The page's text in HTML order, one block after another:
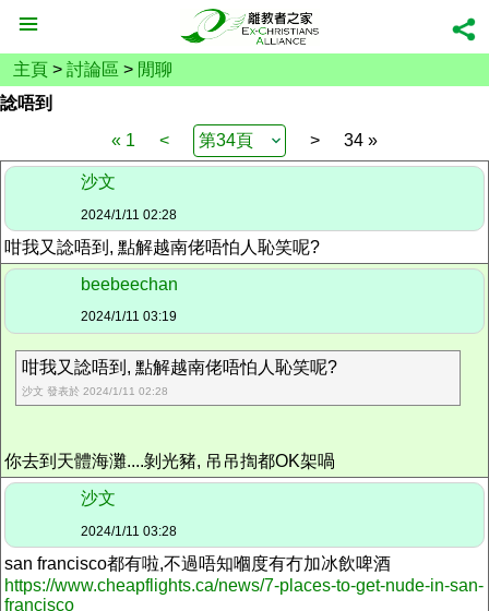
主頁 > 討論區 > 閒聊
諗唔到
« 1
< > 34 »
沙文
2024/1/11 02:28
咁我又諗唔到, 點解越南佬唔怕人恥笑呢?
beebeechan
2024/1/11 03:19
咁我又諗唔到, 點解越南佬唔怕人恥笑呢?
沙文 發表於 2024/1/11 02:28
你去到天體海灘....剝光豬, 吊吊揈都OK架喎
沙文
2024/1/11 03:28
san francisco都有啦,不過唔知嗰度有冇加冰飲啤酒
https://www.cheapflights.ca/news/7-places-to-get-nude-in-san-
francisco